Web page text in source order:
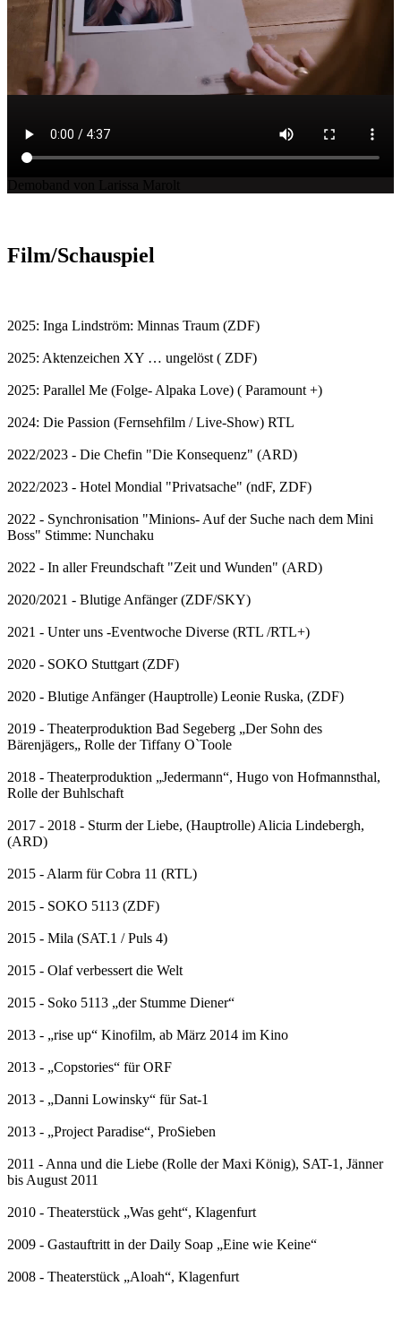
Film/Schauspiel
2025: Inga Lindström: Minnas Traum (ZDF)
2025: Aktenzeichen XY … ungelöst ( ZDF)
2025: Parallel Me (Folge- Alpaka Love) ( Paramount +)
2024: Die Passion (Fernsehfilm / Live-Show) RTL
2022/2023 - Die Chefin "Die Konsequenz" (ARD)
2022/2023 - Hotel Mondial "Privatsache" (ndF, ZDF)
2022 - Synchronisation "Minions- Auf der Suche nach dem Mini
Boss" Stimme: Nunchaku
2022 - In aller Freundschaft "Zeit und Wunden" (ARD)
2020/2021 - Blutige Anfänger (ZDF/SKY)
2021 - Unter uns -Eventwoche Diverse (RTL /RTL+)
2020 - SOKO Stuttgart (ZDF)
2020 - Blutige Anfänger (Hauptrolle) Leonie Ruska, (ZDF)
2019 - Theaterproduktion Bad Segeberg „Der Sohn des
Bärenjägers„ Rolle der Tiffany O`Toole
2018 - Theaterproduktion „Jedermann“, Hugo von Hofmannsthal,
Rolle der Buhlschaft
2017 - 2018 - Sturm der Liebe, (Hauptrolle) Alicia Lindebergh,
(ARD)
2015 - Alarm für Cobra 11 (RTL)
2015 - SOKO 5113 (ZDF)
2015 - Mila (SAT.1 / Puls 4)
2015 - Olaf verbessert die Welt
2015 - Soko 5113 „der Stumme Diener“
2013 - „rise up“ Kinofilm, ab März 2014 im Kino
2013 - „Copstories“ für ORF
2013 - „Danni Lowinsky“ für Sat-1
2013 - „Project Paradise“, ProSieben
2011 - Anna und die Liebe (Rolle der Maxi König), SAT-1, Jänner
bis August 2011
2010 - Theaterstück „Was geht“, Klagenfurt
2009 - Gastauftritt in der Daily Soap „Eine wie Keine“
2008 - Theaterstück „Aloah“, Klagenfurt